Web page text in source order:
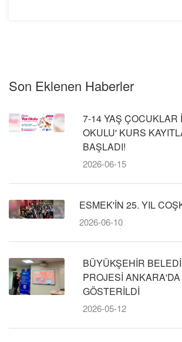
Son Eklenen Haberler
7-14 YAŞ ÇOCUKLAR
OKULU' KURS
BAŞLADI!
2026-06-15
ESMEK'İN 25. YIL
2026-06-10
BÜYÜKŞEHİR
PROJESİ
GÖSTERİLDİ
2026-05-12